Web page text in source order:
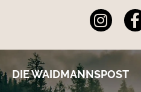
DIE WAIDMANNSPOST